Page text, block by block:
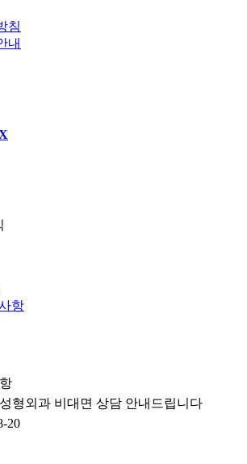
침
내
항
형외과 비대면 상담 안내드립니다
20